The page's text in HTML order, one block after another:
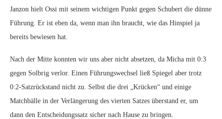
Janzon hielt Ossi mit seinem wichtigen Punkt gegen Schubert die dünne
Führung. Er ist eben da, wenn man ihn braucht, wie das Hinspiel ja
bereits bewiesen hat.
Nach der Mitte konnten wir uns aber nicht absetzen, da Micha mit 0:3
gegen Solbrig verlor. Einen Führungswechsel ließ Spiegel aber trotz
0:2-Satzrückstand nicht zu. Selbst die drei „Krücken“ und einige
Matchbälle in der Verlängerung des vierten Satzes überstand er, um
dann den Entscheidungssatz sicher nach Hause zu bringen.